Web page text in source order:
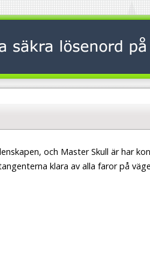
och Master Skull är har
klara av alla faror på